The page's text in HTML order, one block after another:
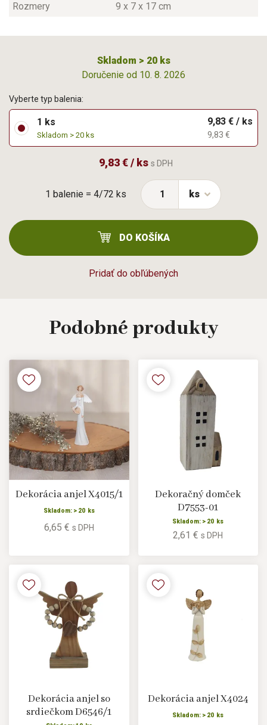
Rozmery
9 x 7 x 17 cm
Skladom > 20 ks
Doručenie od 10. 8. 2026
1 balenie = 4/72 ks
Pridať do obľúbených
Vyberte typ balenia:
1 ks
Skladom > 20 ks
9,83 € / ks
9,83 €
9,83 € / ks s DPH
ks
DO KOŠÍKA
Podobné produkty
Dekorácia anjel X4015/1
Skladom: > 20 ks
6,65 € s DPH
Dekoračný domček
D7553-01
Skladom: > 20 ks
2,61 €s DPH
Dekorácia anjel so
srdiečkom D6546/1
Dekorácia anjel X4024
Skladom: > 20 ks